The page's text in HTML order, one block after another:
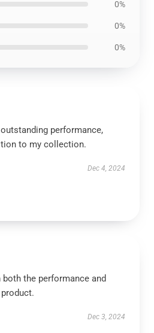
0%
0%
0%
performance,
to my collection.
Dec 4, 2024
both the performance and
Dec 3, 2024